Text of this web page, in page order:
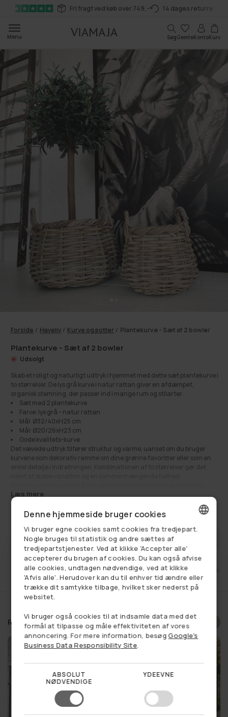
Gå til
indhold
Fri fragt ved køb over 749,- 14 dages returret
Menu SøgGemteKonto
Kurv
Kurv
Forside / Haveliv / Kurve og potter / Plantekurve - Sæt af 2 bowler
Plantekurve - Sæt af 2 bowler
Udsolgt
Skab et roligt og naturligt udtryk i hjemmet med dette sæt plantekurve i
to størrelser. De lys grå kurve i natur rattan giver en afdæmpet,
organisk stemning, der passer ind i mange rum og stilarter.
Sæt med 2 plantekurve
Farve: lys grå – natur rattan
Mål: Ø32/40xH25 cm
Mål: Ø20/26xH23 cm
Gode kvalitets-kurve
Det vævede udtryk tilfører struktur og varme, uanset om du bruger
kurvene som dekorativ ramme om dine grønne favoritter eller som en
stue, køkken, spiseområde, soveværelse, børneværelse, badeværelse
eller på kontoret, alt efter hvor du ønsker et mere naturligt præg.
Kurvenes rolige farvespil gør dem lette at kombinere med både lyse og
mørke nuancer, og rattanens naturlige karakter bidrager med et
afslappet, hjemligt look.
Find oliventræetHER
Se alt:Dekoration, Få på lager , Haveliv,Kurve og potter,
Kurve til opbevaring
Læs mere
Normalpris
460,00 kr
FÅ BESKED NÅR VAREN ER PÅ LAGER
Fri fragt ved køb over 749,- 14 dages
Relaterede produkter
Vil du vinde en hemmelig
rabat til dit første køb?
DANISH
GERMAN
NORWEGIAN
SWEDISH
Denne hjemmeside bruger cookies
Vi bruger egne cookies samt cookies fra tredjepart.
Nogle bruges til statistik og andre sættes af
tredjepartstjenester. Ved at klikke 'Accepter alle'
accepterer du brugen af cookies. Du kan også afvise
alle cookies, undtagen nødvendige, ved at klikke
'Afvis alle'. Herudover kan du til enhver tid ændre eller
trække dit samtykke tilbage, hvilket sker nederst på
websitet.
Vi bruger også cookies til at indsamle data med det
formål at tilpasse og måle effektiviteten af vores
annoncering. For mere information, besøg Google's
Business Data Responsibility Site.
ABSOLUT
NØDVENDIGE
YDEEVNE